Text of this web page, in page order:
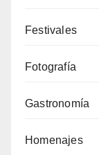
Festivales
Fotografía
Gastronomía
Homenajes